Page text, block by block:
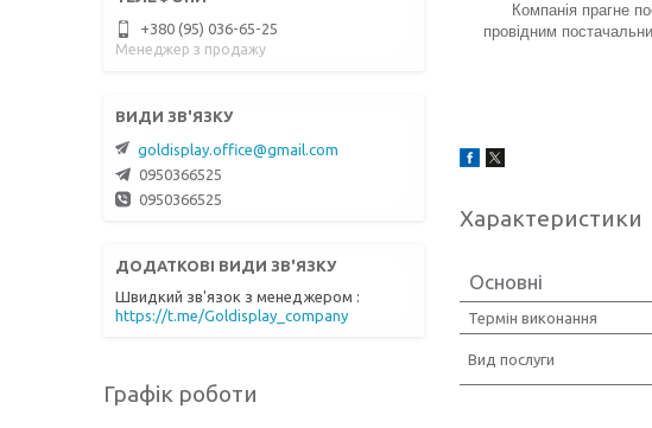
Компанія прагне
провідним
Характеристики
Основні
Термін виконання
Вид послуги
+380 (95) 036-65-25
Менеджер з продажу
goldisplay.office@gmail.com
0950366525
0950366525
Швидкий зв'язок з менеджером
https://t.me/Goldisplay_company
Графік роботи